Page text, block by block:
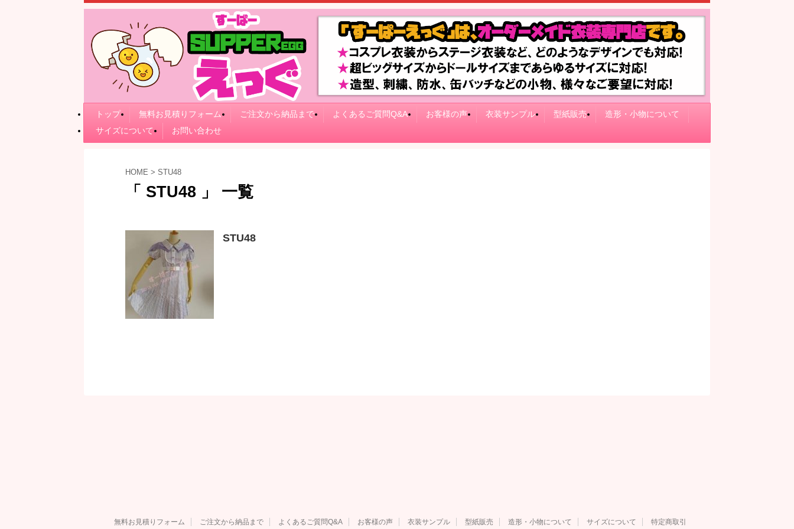
トップ 無料お見積りフォーム ご注文から納品まで よくあるご質問Q&A お客様の声 衣装サンプル 型紙販売
造形・小物について
サイズについて
お問い合わせ
HOME > STU48
「 STU48 」 一覧
STU48
無料お見積りフォーム ご注文から納品まで よくあるご質問Q&A お客様の声 衣装サンプル 型紙販売 造形・小物について サイズについて 特定商取引